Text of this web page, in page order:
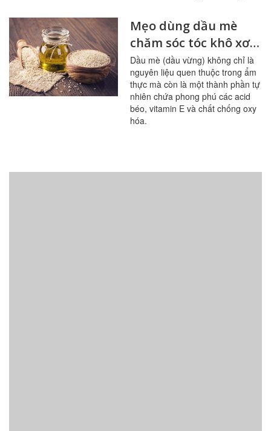
Mẹo dùng dầu mè
chăm sóc tóc khô xơ,
giảm gãy rụng
Dầu mè (dầu vừng) không chỉ là
nguyên liệu quen thuộc trong ẩm
thực mà còn là một thành phần tự
nhiên chứa phong phú các acid
béo, vitamin E và chất chống oxy
hóa.